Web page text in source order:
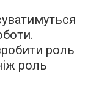
роль
роль